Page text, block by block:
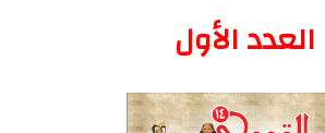
العدد الأول